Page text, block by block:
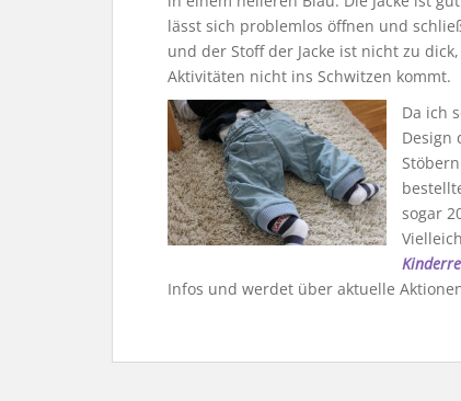
lässt sich problemlos öffnen und
und der Stoff der Jacke ist nicht zu
Aktivitäten nicht ins Schwitzen kommt.
Da ich
Design
sogar
Infos und werdet über aktuelle